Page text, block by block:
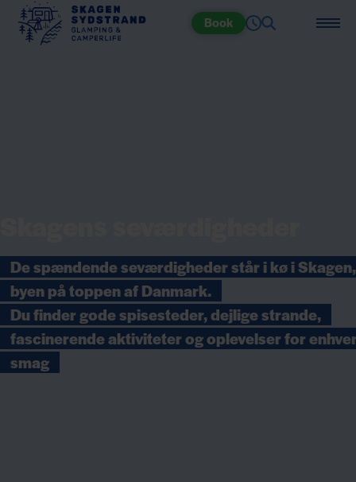
Book
De spændende seværdigheder står i kø i Skagen,
byen på toppen af Danmark.
Du finder gode spisesteder, dejlige strande,
fascinerende aktiviteter og oplevelser for
smag